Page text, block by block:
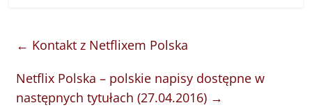
← Kontakt z Netflixem Polska
Netflix Polska – polskie napisy dostępne w
następnych tytułach (27.04.2016) →